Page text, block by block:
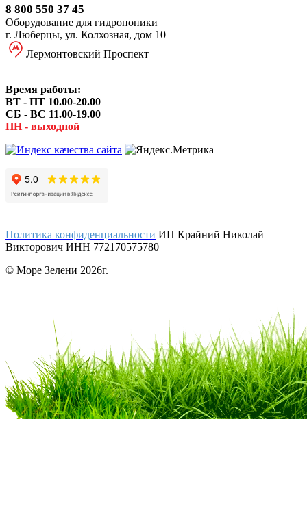
8 800 550 37 45
Оборудование для гидропоники
г. Люберцы, ул. Колхозная, дом 10
Лермонтовский Проспект
Время работы:
ВТ - ПТ 10.00-20.00
СБ - ВС 11.00-19.00
ПН - выходной
Политика конфиденциальности ИП Крайний Николай
Викторович ИНН 772170575780
© Море Зелени 2026г.